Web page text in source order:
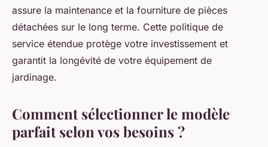
assure la maintenance et la fourniture de pièces
détachées sur le long terme. Cette politique de
service étendue protège votre investissement et
garantit la longévité de votre équipement de
jardinage.
Comment sélectionner le modèle
parfait selon vos besoins ?